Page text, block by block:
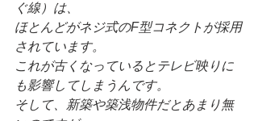
ぐ線）は、
ほとんどがネジ式のF型コネクトが採用
されています。
これが古くなっているとテレビ映りに
も影響してしまうんです。
そして、新築や築浅物件だとあまり無